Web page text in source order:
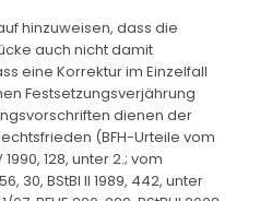
hinzuweisen, dass die
auch nicht damit
eine Korrektur im Einzelfall
Festsetzungsverjährung
dienen der
(BFH-Urteile vom
1990, 128, unter 2.; vom
30, BStBl II 1989, 442, unter